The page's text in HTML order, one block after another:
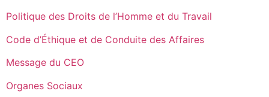
Politique des Droits de l’Homme et du Travail
Code d’Éthique et de Conduite des Affaires
Message du CEO
Organes Sociaux